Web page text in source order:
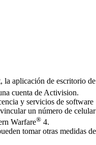
la aplicación de escritorio de
cuenta de Activision.
y servicios de software
un número de celular
Warfare® 4.
tomar otras medidas de